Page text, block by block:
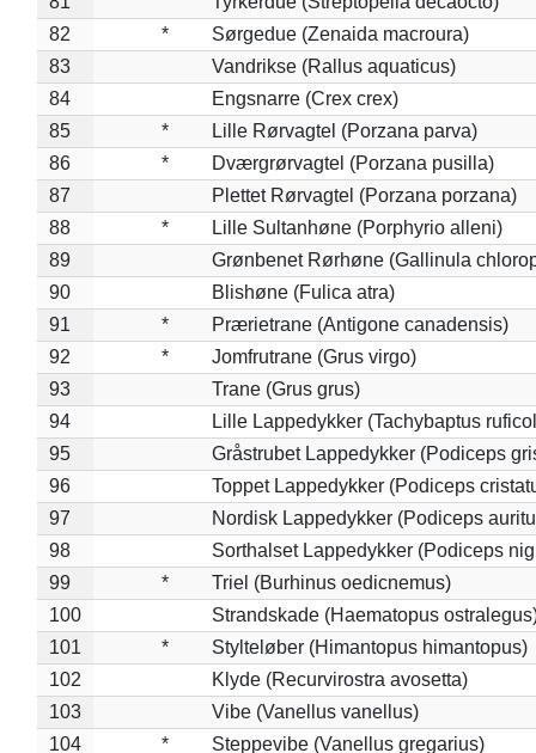
82
*
Sørgedue (Zenaida macroura)
83
Vandrikse (Rallus aquaticus)
84
Engsnarre (Crex crex)
85
*
Lille Rørvagtel (Porzana parva)
86
*
Dværgrørvagtel (Porzana pusilla)
87
Plettet Rørvagtel (Porzana porzana)
88
*
Lille Sultanhøne (Porphyrio alleni)
89
Grønbenet Rørhøne (Gallinula
90
Blishøne (Fulica atra)
91
*
Prærietrane (Antigone canadensis)
92
*
Jomfrutrane (Grus virgo)
93
Trane (Grus grus)
94
Lille Lappedykker (Tachybaptus
95
Gråstrubet Lappedykker (Podiceps
96
Toppet Lappedykker (Podiceps
97
Nordisk Lappedykker (Podiceps
98
Sorthalset Lappedykker (Podiceps
99
*
Triel (Burhinus oedicnemus)
100
Strandskade (Haematopus
101
*
Stylteløber (Himantopus himantopus)
102
Klyde (Recurvirostra avosetta)
103
Vibe (Vanellus vanellus)
104
* Steppevibe (Vanellus gregarius)